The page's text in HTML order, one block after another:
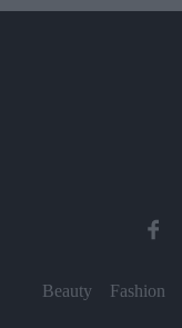
Beauty Fashion